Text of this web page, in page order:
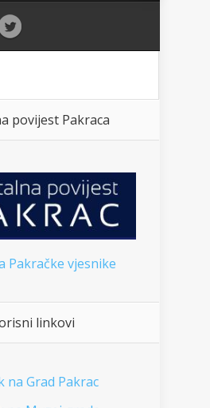
povijest Pakraca
linkovi